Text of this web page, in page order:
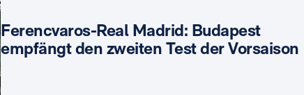
Ferencvaros-Real Madrid: Budapest
empfängt den zweiten Test der Vorsaison